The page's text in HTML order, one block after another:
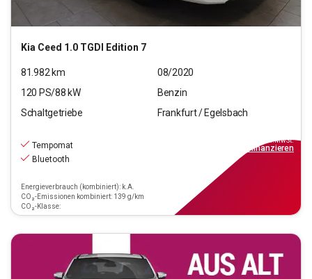
Kia Ceed 1.0 TGDI Edition 7
81.982km
08/2020
120 PS/88 kW
Benzin
Schaltgetriebe
Frankfurt / Egelsbach
Tempomat
Bluetooth
Energieverbrauch (kombiniert): k.A.
CO₂-Emissionen kombiniert: 139 g/km
CO₂-Klasse:
inkl.MwSt.
finanzieren